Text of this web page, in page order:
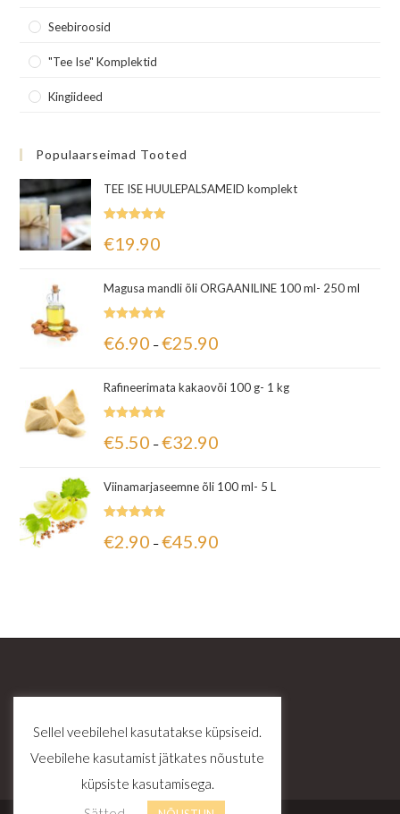
Seebiroosid
"Tee Ise" Komplektid
Kingiideed
Populaarseimad Tooted
TEE ISE HUULEPALSAMEID komplekt
5.00 / 5
€19.90
Magusa mandli õli ORGAANILINE 100 ml- 250 ml
5.00/ 5
€6.90 – €25.90
Rafineerimata kakaovõi 100 g- 1 kg
5.00 / 5
€5.50 – €32.90
Viinamarjaseemne õli 100 ml- 5 L
5.00 / 5
€2.90 – €45.90
Sellel veebilehel kasutatakse küpsiseid.
Veebilehe kasutamist jätkates nõustute
küpsiste kasutamisega.